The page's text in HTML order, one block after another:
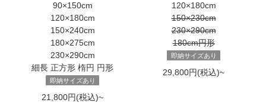
90×150cm
120×180cm
150×240cm
180×275cm
230×290cm
細長 正方形 楕円 円形
即納サイズあり
21,800円(税込)~
120×180cm
150×230cm
230×290cm
180cm円形
即納サイズあり
29,800円(税込)~